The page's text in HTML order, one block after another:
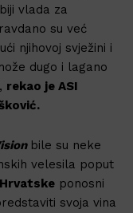
vlada za
su već
njihovoj svježini i
dugo i lagano
rekao je ASI
bile su neke
velesila poput
ponosni
svoja vina